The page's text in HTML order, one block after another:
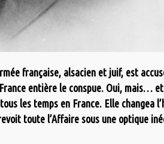
française, alsacien et juif, est
entière le conspue. Oui, mais…
les temps en France. Elle changea
toute l’Affaire sous une optique